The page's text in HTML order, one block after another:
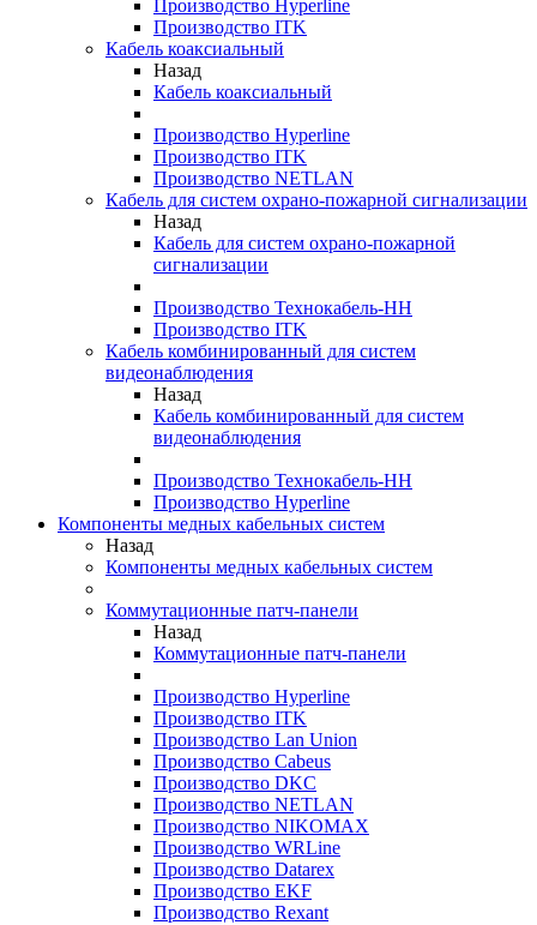
Производство Hyperline
Производство ITK
Кабель коаксиальный
Назад
Кабель коаксиальный
Производство Hyperline
Производство ITK
Производство NETLAN
Кабель для систем охрано-пожарной сигнализации
Назад
Кабель для систем охрано-пожарной
сигнализации
Производство Технокабель-НН
Производство ITK
Кабель комбинированный для систем
видеонаблюдения
Назад
Кабель комбинированный для систем
видеонаблюдения
Производство Технокабель-НН
Производство Hyperline
Компоненты медных кабельных систем
Назад
Компоненты медных кабельных систем
Коммутационные патч-панели
Назад
Коммутационные патч-панели
Производство Hyperline
Производство ITK
Производство Lan Union
Производство Cabeus
Производство DKC
Производство NETLAN
Производство NIKOMAX
Производство WRLine
Производство Datarex
Производство EKF
Производство Rexant